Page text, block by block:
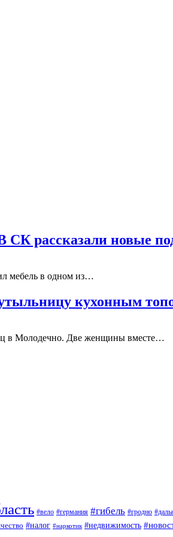
СК рассказали новые
мебель в одном из…
кухонным
в Молодечно. Две женщины вместе…
#вело #германия #гибель #гродно
#налог #наркотик #недвижимость